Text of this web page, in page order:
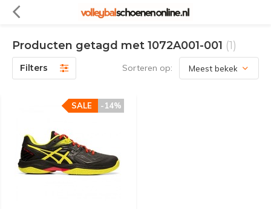
Producten getagd met 1072A001-001 (1)
Filters Sorteren op:
-14%
SALE